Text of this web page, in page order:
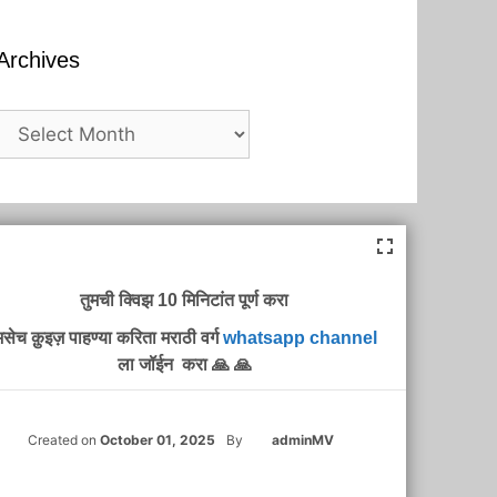
तुमची क्विझ 10 मिनिटांत पूर्ण करा
क़ुइज़ पाहण्या करिता मराठी वर्गwhatsapp channel
ला जॉईन करा 🙏 🙏
Created on October 01, 2025 By adminMV